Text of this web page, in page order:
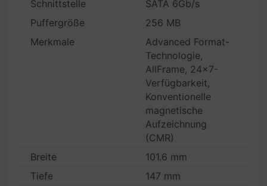
Schnittstelle
SATA 6Gb/s
Puffergröße
256 MB
Merkmale
Advanced Format-
Technologie,
AllFrame, 24x7-
Verfügbarkeit,
Konventionelle
magnetische
Aufzeichnung
(CMR)
Breite
101.6 mm
Tiefe
147 mm